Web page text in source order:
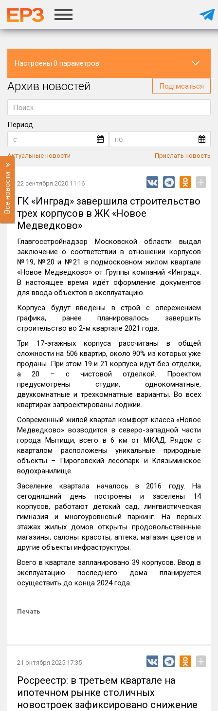
Настроены 0 параметров
Регион
Архив новостей Подписаться
Период
Актуальные новости Прислать новость
Все новости 22 сентября 2020 11:16 +
ГК «Инград» завершила строительство
трех корпусов в ЖК «Новое
Медведково»
Главгосстройнадзор Московской области выдал
заключение о соответствии в отношении корпусов
№19, №20 и №21 в подмосковном жилом квартале
«Новое Медведково» от Группы компаний «Инград».
В настоящее время идёт оформление документов
для ввода объектов в эксплуатацию.
Корпуса будут введены в строй с опережением
графика, ранее планировалось завершить
строительство во 2-м квартале 2021 года.
Три 17-этажных корпуса рассчитаны в общей
сложности на 506 квартир, около 90% из которых уже
проданы. При этом 19 и 21 корпуса идут без отделки,
а 20 – с чистовой отделкой. Проектом
предусмотрены студии, однокомнатные,
двухкомнатные и трехкомнатные варианты. Во всех
квартирах запроектированы лоджии.
Современный жилой квартал комфорт-класса «Новое
Медведково» возводится в северо-западной части
города Мытищи, всего в 6 км от МКАД. Рядом с
кварталом расположены уникальные природные
объекты – Пироговский лесопарк и Клязьминское
водохранилище.
Заселение квартала началось в 2016 году. На
сегодняшний день построены и заселены 14
корпусов, работают детский сад, лингвистическая
гимназия и многоуровневый паркинг. На первых
этажах жилых домов открыты продовольственные
магазины, салоны красоты, аптека, магазин цветов и
другие объекты инфраструктуры.
Всего в квартале запланировано 39 корпусов. Ввод в
эксплуатацию последнего дома планируется
осуществить до конца 2024 года.
Печать
21 октября 2025 17:35 +
Росреестр: в третьем квартале на
ипотечном рынке столичных
новостроек зафиксировано снижение